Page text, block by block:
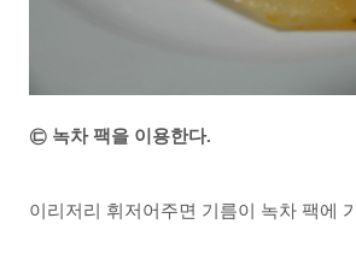
㉢ 녹차 팩을 이용한다.
이리저리 휘저어주면 기름이 녹차 팩에